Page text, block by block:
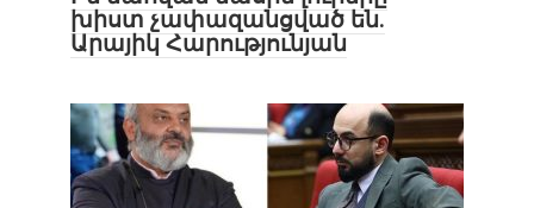
խիստ չափազանցված են.
Արայիկ Հարությունյան